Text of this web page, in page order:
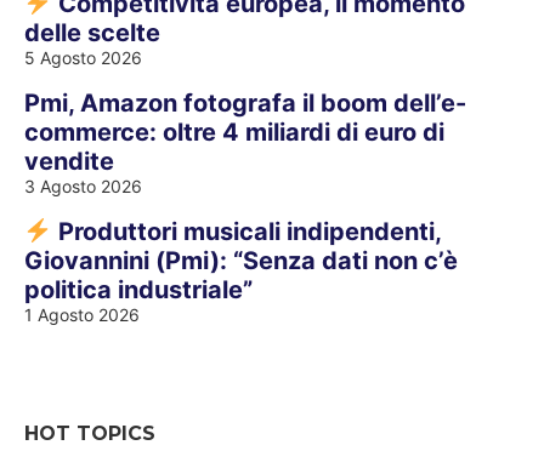
delle scelte
5 Agosto 2026
Pmi, Amazon fotografa il boom dell’e-
commerce: oltre 4 miliardi di euro di
vendite
3 Agosto 2026
Produttori musicali indipendenti,
Giovannini (Pmi): “Senza dati non c’è
politica industriale”
1 Agosto 2026
HOT TOPICS